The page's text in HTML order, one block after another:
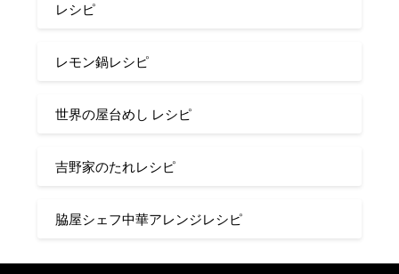
レシピ
レモン鍋レシピ
世界の屋台めし レシピ
吉野家のたれレシピ
脇屋シェフ中華アレンジレシピ